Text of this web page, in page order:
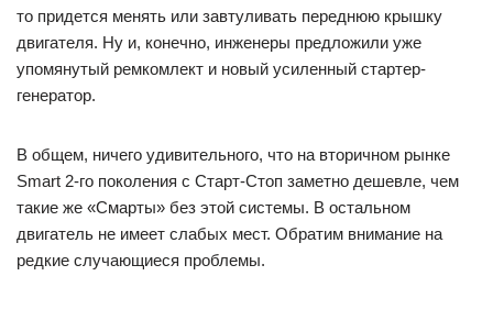
то придется менять или завтуливать переднюю крышку
двигателя. Ну и, конечно, инженеры предложили уже
упомянутый ремкомлект и новый усиленный стартер-
генератор.
В общем, ничего удивительного, что на вторичном рынке
Smart 2-го поколения с Старт-Стоп заметно дешевле, чем
такие же «Смарты» без этой системы. В остальном
двигатель не имеет слабых мест. Обратим внимание на
редкие случающиеся проблемы.